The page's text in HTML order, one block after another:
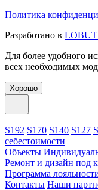
Политика
Разработано в
Для более удобного
всех необходимых
Хорошо
S192 S170 S140 S127
себестоимости
Объекты
Ремонт и дизайн под
Программа
Контакты Наши